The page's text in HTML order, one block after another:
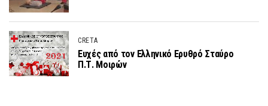
CRETA
Ευχές από τον Ελληνικό Ερυθρό Σταύρο
Π.Τ. Μοιρών